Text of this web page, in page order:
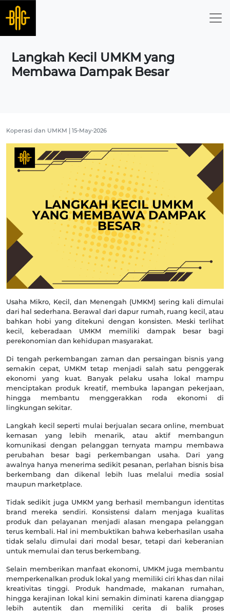
Langkah Kecil UMKM yang
Membawa Dampak Besar
Koperasi dan UMKM | 15-May-2026
Usaha Mikro, Kecil, dan Menengah (UMKM) sering kali dimulai
dari hal sederhana. Berawal dari dapur rumah, ruang kecil, atau
bahkan hobi yang ditekuni dengan konsisten. Meski terlihat
kecil, keberadaan UMKM memiliki dampak besar bagi
perekonomian dan kehidupan masyarakat.
Di tengah perkembangan zaman dan persaingan bisnis yang
semakin cepat, UMKM tetap menjadi salah satu penggerak
ekonomi yang kuat. Banyak pelaku usaha lokal mampu
menciptakan produk kreatif, membuka lapangan pekerjaan,
hingga membantu menggerakkan roda ekonomi di
lingkungan sekitar.
Langkah kecil seperti mulai berjualan secara online, membuat
kemasan yang lebih menarik, atau aktif membangun
komunikasi dengan pelanggan ternyata mampu membawa
perubahan besar bagi perkembangan usaha. Dari yang
awalnya hanya menerima sedikit pesanan, perlahan bisnis bisa
berkembang dan dikenal lebih luas melalui media sosial
maupun marketplace.
Tidak sedikit juga UMKM yang berhasil membangun identitas
brand mereka sendiri. Konsistensi dalam menjaga kualitas
produk dan pelayanan menjadi alasan mengapa pelanggan
terus kembali. Hal ini membuktikan bahwa keberhasilan usaha
tidak selalu dimulai dari modal besar, tetapi dari keberanian
untuk memulai dan terus berkembang.
Selain memberikan manfaat ekonomi, UMKM juga membantu
memperkenalkan produk lokal yang memiliki ciri khas dan nilai
kreativitas tinggi. Produk handmade, makanan rumahan,
hingga kerajinan lokal kini semakin diminati karena dianggap
lebih autentik dan memiliki cerita di balik proses